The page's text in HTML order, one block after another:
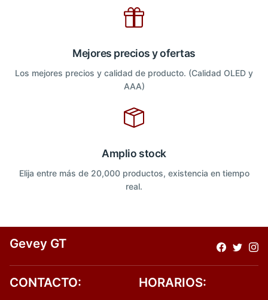
Mejores precios y ofertas
Los mejores precios y calidad de producto. (Calidad OLED y
AAA)
Amplio stock
Elija entre más de 20,000 productos, existencia en tiempo
real.
Gevey GT
CONTACTO: HORARIOS: